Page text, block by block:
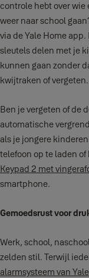
controle hebt over wie
weer naar school
via de Yale Home
sleutels delen met je
kunnen gaan zonder
kwijtraken of vergeten.
Ben je vergeten of de
automatische
als je jongere
telefoon op te laden
Keypad 2 met
smartphone.
Gemoedsrust voor
Werk, school,
zelden stil. Terwijl
alarmsysteem van Yale